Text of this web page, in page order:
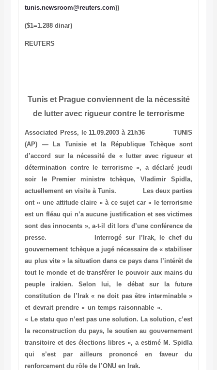
tunis.newsroom@reuters.com))
($1=1.288 dinar)
REUTERS
Tunis et Prague conviennent de la nécessité
de lutter avec rigueur contre le terrorisme
Associated Press, le 11.09.2003 à 21h36 TUNIS
(AP) — La Tunisie et la République Tchèque sont
d’accord sur la nécessité de « lutter avec rigueur et
détermination contre le terrorisme », a déclaré jeudi
soir le Premier ministre tchèque, Vladimir Spidla,
actuellement en visite à Tunis. Les deux parties
ont « une attitude claire » à ce sujet car « le terrorisme
est un fléau qui n’a aucune justification et ses victimes
sont des innocents », a-t-il dit lors d’une conférence de
presse. Interrogé sur l’Irak, le chef du
gouvernement tchèque a jugé nécessaire de « stabiliser
au plus vite » la situation dans ce pays dans l’intérêt de
tout le monde et de transférer le pouvoir aux mains du
peuple irakien. Selon lui, le débat sur la future
constitution de l’Irak « ne doit pas être interminable »
et devrait prendre « un temps raisonnable ».
« Le statu quo n’est pas une solution. La solution, c’est
la reconstruction du pays, le soutien au gouvernement
transitoire et des élections libres », a estimé M. Spidla
qui s’est par ailleurs prononcé en faveur du
renforcement du rôle de l’ONU en Irak.